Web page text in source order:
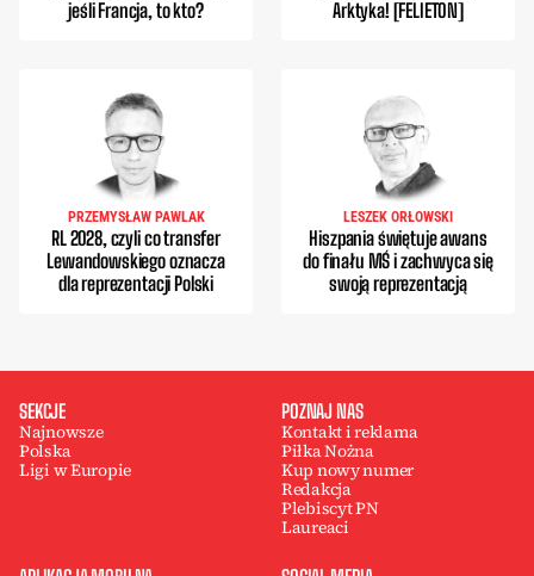
jeśli Francja, to kto?
Arktyka! [FELIETON]
PRZEMYSŁAW PAWLAK
RL 2028, czyli co transfer
Lewandowskiego oznacza
dla reprezentacji Polski
LESZEK ORŁOWSKI
Hiszpania świętuje awans
do finału MŚ i zachwyca się
swoją reprezentacją
SEKCJE
Najnowsze
Polska
Ligi w Europie
POZNAJ NAS
Kontakt i reklama
Piłka Nożna
Kup nowy numer
Redakcja
Plebiscyt PN
Laureaci